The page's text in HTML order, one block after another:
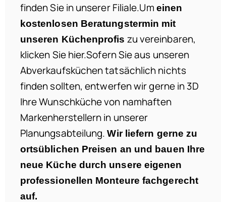
finden Sie in unserer Filiale.Um einen
kostenlosen Beratungstermin mit
unseren Küchenprofis zu vereinbaren,
klicken Sie hier.Sofern Sie aus unseren
Abverkaufsküchen tatsächlich nichts
finden sollten, entwerfen wir gerne in 3D
Ihre Wunschküche von namhaften
Markenherstellern in unserer
Planungsabteilung.Wir liefern gerne zu
ortsüblichen Preisen an und bauen Ihre
neue Küche durch unsere eigenen
professionellen Monteure fachgerecht
auf.